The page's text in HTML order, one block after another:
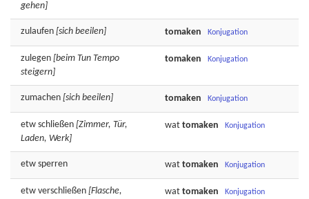
gehen]
zulaufen [sich beeilen] tomaken Konjugation
zulegen [beim Tun Tempo
steigern]
tomaken Konjugation
zumachen [sich beeilen] tomaken Konjugation
etw schließen [Zimmer, Tür,
Laden, Werk]
wat tomaken Konjugation
etw sperren wat tomaken Konjugation
etw verschließen [Flasche,
wat tomaken Konjugation